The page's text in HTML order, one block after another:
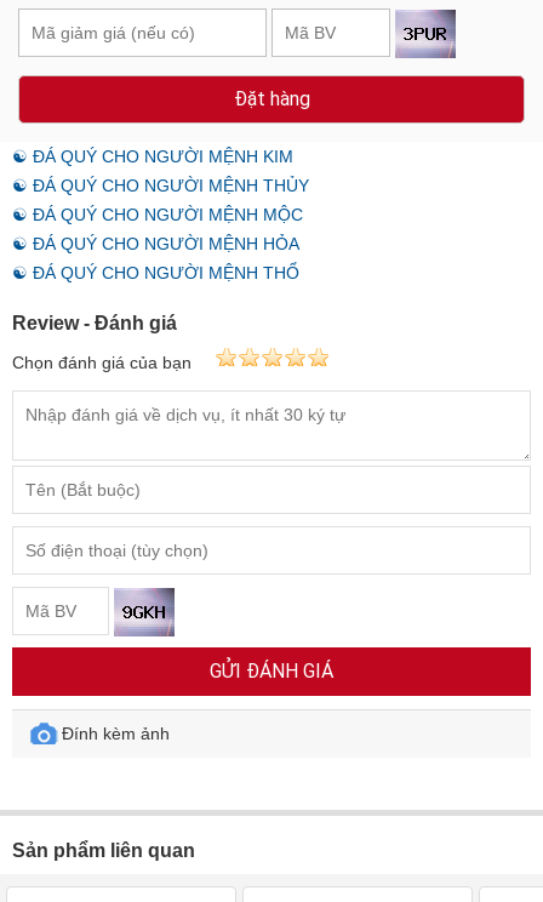
Đặt hàng
☯ ĐÁ QUÝ CHO NGƯỜI MỆNH KIM
☯ ĐÁ QUÝ CHO NGƯỜI MỆNH THỦY
☯ ĐÁ QUÝ CHO NGƯỜI MỆNH MỘC
☯ ĐÁ QUÝ CHO NGƯỜI MỆNH HỎA
☯ ĐÁ QUÝ CHO NGƯỜI MỆNH THỔ
Review - Đánh giá
Chọn đánh giá của bạn
GỬI ĐÁNH GIÁ
Đính kèm ảnh
Sản phẩm liên quan